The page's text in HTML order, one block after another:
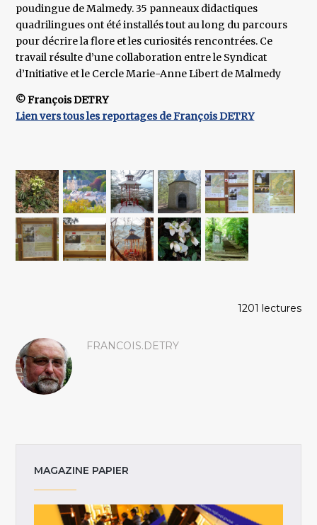
poudingue de Malmedy. 35 panneaux didactiques
quadrilingues ont été installés tout au long du parcours
pour décrire la flore et les curiosités rencontrées. Ce
travail résulte d’une collaboration entre le Syndicat
d’Initiative et le Cercle Marie-Anne Libert de Malmedy
© François DETRY
Lien vers tous les reportages de François DETRY
1201 lectures
FRANCOIS.DETRY
MAGAZINE PAPIER